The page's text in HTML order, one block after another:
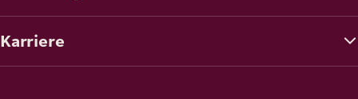
Karriere